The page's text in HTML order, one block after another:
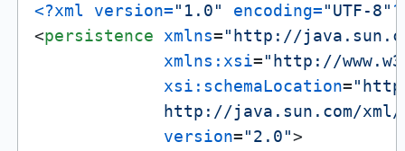
<?xml version="1.0" encoding="UTF-8"
<persistence xmlns="http://
xmlns:xsi="http://
xsi:schemaLocation=
http://java.sun.com/
version="2.0">